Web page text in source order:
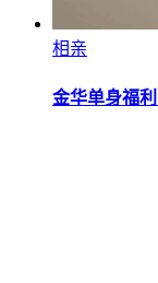
相亲
金华单身福